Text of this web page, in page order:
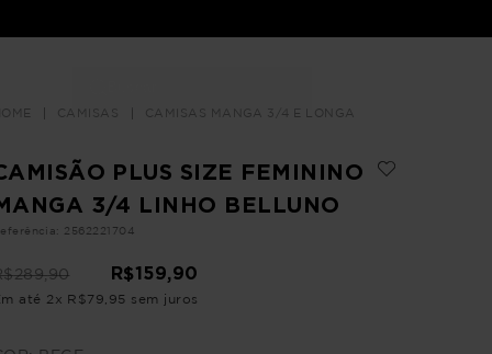
CAMISAS CAMISAS MANGA 3/4 E LONGA
PLUS SIZE FEMININO
3/4 LINHO BELLUNO
: 2562221704
289,90 R$159,90
até 2 x R$79 95 sem juros